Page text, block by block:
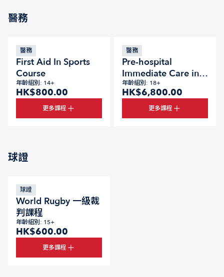
醫務
醫務
First Aid In Sports
Course
年齡組別: 14+
HK$800.00
更多課程
醫務
Pre-hospital
Immediate Care in
Sports Course
年齡組別: 18+
HK$6,800.00
更多課程
球證
球證
World Rugby 一級裁
判課程
年齡組別: 15+
HK$600.00
更多課程